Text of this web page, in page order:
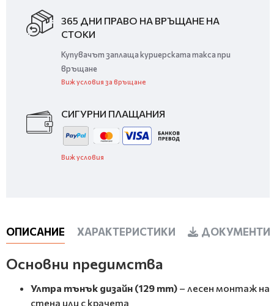
365 ДНИ ПРАВО НА ВРЪЩАНЕ НА
СТОКИ
Купувачът заплаща куриерската такса при
връщане
Виж условия за връщане
СИГУРНИ ПЛАЩАНИЯ
Виж условия
ОПИСАНИЕ ХАРАКТЕРИСТИКИ ДОКУМЕНТИ
Основни предимства
Ултра тънък дизайн (129 mm) – лесен монтаж на
стена или с крачета